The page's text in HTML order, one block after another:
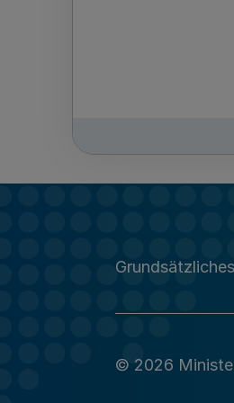
Grundsätzliches
© 2026